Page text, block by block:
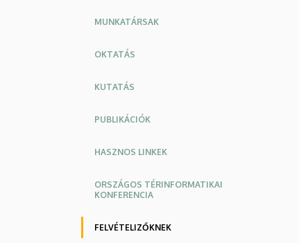
MUNKATÁRSAK
OKTATÁS
KUTATÁS
PUBLIKÁCIÓK
HASZNOS LINKEK
ORSZÁGOS TÉRINFORMATIKAI
KONFERENCIA
FELVÉTELIZŐKNEK